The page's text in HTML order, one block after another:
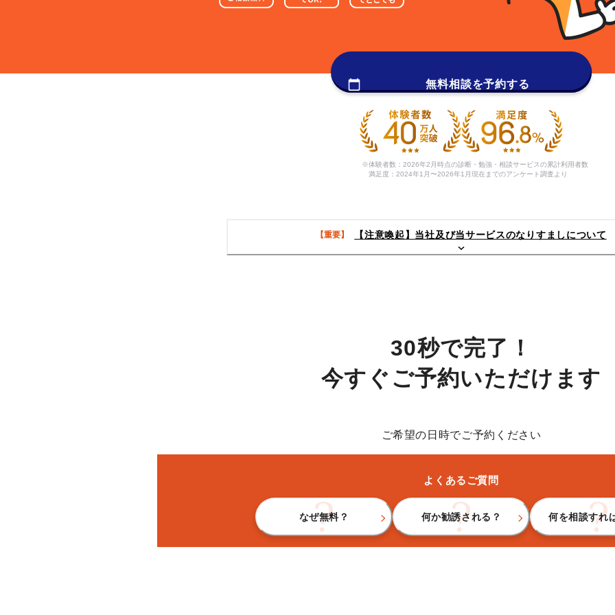
無料相談を予約する
体験者数：2026年2月時点の診断・勉強・相談サービスの累計利用者数
満足度：2024年1月〜2026年1月現在までのアンケート調査より
【重要】 【注意喚起】当社及び当サービスのなりすましについて
30秒で完了！
今すぐご予約いただけます
ご希望の日時でご予約ください
よくあるご質問
なぜ無料？ 何か勧誘される？ 何を相談すれ